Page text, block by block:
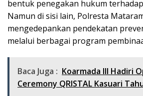
bentuk penegakan hukum
Namun di sisi lain, Polresta
mengedepankan pendekatan
melalui berbagai program
Baca Juga : Koarmada III Hadiri
Ceremony QRISTAL Kasuari